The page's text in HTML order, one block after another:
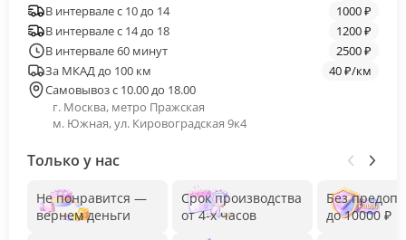
В интервале с 10 до 14
1000 ₽
В интервале с 14 до 18
1200 ₽
В интервале 60 минут
2500 ₽
За МКАД до 100 км
40 ₽/км
Самовывоз с 10.00 до 18.00
г. Москва, метро Пражская
м. Южная, ул. Кировоградская 9к4
Только у нас
Не понравится —
вернем деньги
Срок производства
от 4-х часов
Без
до 10000 ₽